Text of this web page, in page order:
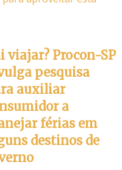
viajar? Procon-SP
pesquisa
auxiliar
a
férias em
destinos de